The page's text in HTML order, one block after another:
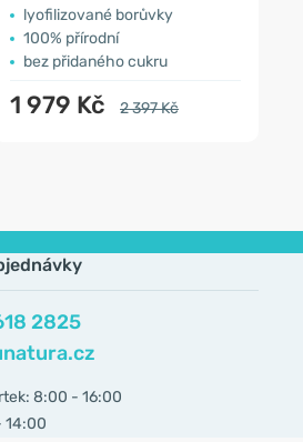
lyofilizované borůvky
100% přírodní
bez přidaného cukru
1 979 Kč 2 397 Kč
2825
8:00 - 16:00
14:00